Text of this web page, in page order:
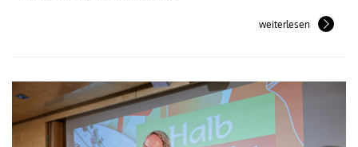
weiterlesen